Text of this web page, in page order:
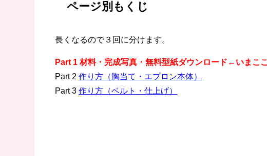
ページ別もくじ
長くなるので３回に分けます。
Part 1 材料・完成写真・無料型紙ダウンロード←いまここ
Part 2作り方（胸当て・エプロン本体）
Part 3作り方（ベルト・仕上げ）